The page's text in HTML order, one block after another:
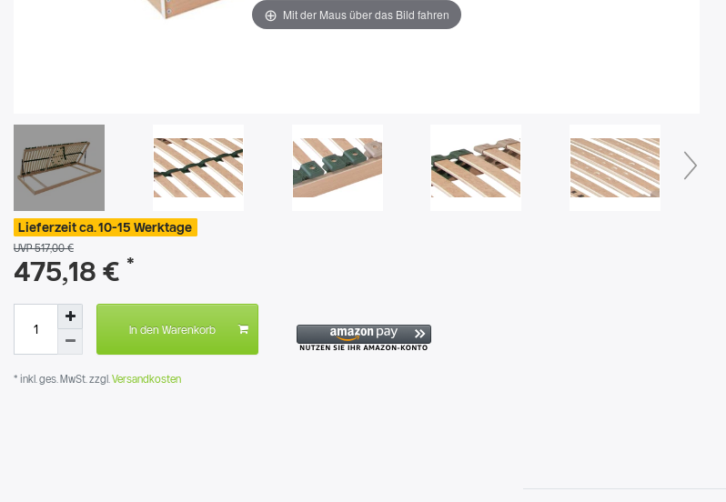
Mit der Maus über das Bild fahren
Lieferzeit ca. 10-15 Werktage
UVP 517,00 €
475,18 € *
In den Warenkorb
* inkl. ges. MwSt. zzgl. Versandkosten